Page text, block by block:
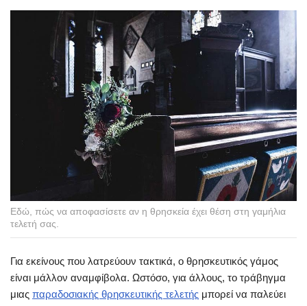
Εδώ, πώς να αποφασίσετε αν η θρησκεία έχει θέση στη γαμήλια
τελετή σας.
Για εκείνους που λατρεύουν τακτικά, ο θρησκευτικός γάμος
είναι μάλλον αναμφίβολα. Ωστόσο, για άλλους, το τράβηγμα
μιας παραδοσιακής θρησκευτικής τελετής μπορεί να παλεύει